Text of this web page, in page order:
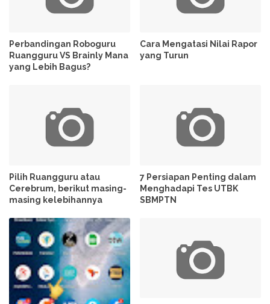
Perbandingan Roboguru
Ruangguru VS Brainly Mana
yang Lebih Bagus?
Cara Mengatasi Nilai Rapor
yang Turun
Pilih Ruangguru atau
Cerebrum, berikut masing-
masing kelebihannya
7 Persiapan Penting dalam
Menghadapi Tes UTBK
SBMPTN